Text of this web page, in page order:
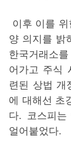
이후 이를
양 의지를 밝
한국거래소
어가고 주식
련된 상법 개
에 대해선 초
다. 코스피
얼어붙었다.